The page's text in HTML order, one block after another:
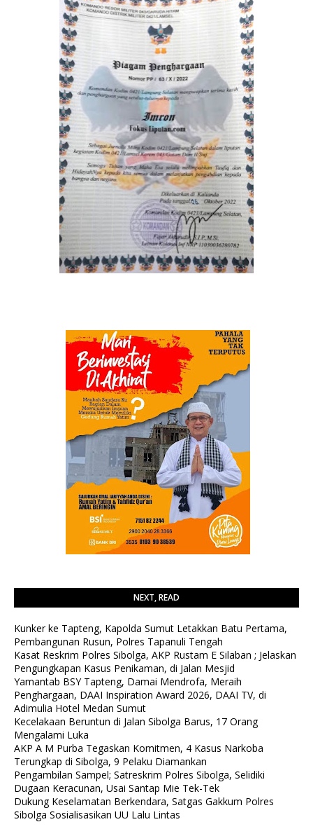
NEXT, READ
Kunker ke Tapteng, Kapolda Sumut Letakkan Batu Pertama,
Pembangunan Rusun, Polres Tapanuli Tengah
Kasat Reskrim Polres Sibolga, AKP Rustam E Silaban ; Jelaskan
Pengungkapan Kasus Penikaman, di Jalan Mesjid
Yamantab BSY Tapteng, Damai Mendrofa, Meraih
Penghargaan, DAAI Inspiration Award 2026, DAAI TV, di
Adimulia Hotel Medan Sumut
Kecelakaan Beruntun di Jalan Sibolga Barus, 17 Orang
Mengalami Luka
AKP A M Purba Tegaskan Komitmen, 4 Kasus Narkoba
Terungkap di Sibolga, 9 Pelaku Diamankan
Pengambilan Sampel; Satreskrim Polres Sibolga, Selidiki
Dugaan Keracunan, Usai Santap Mie Tek-Tek
Dukung Keselamatan Berkendara, Satgas Gakkum Polres
Sibolga Sosialisasikan UU Lalu Lintas